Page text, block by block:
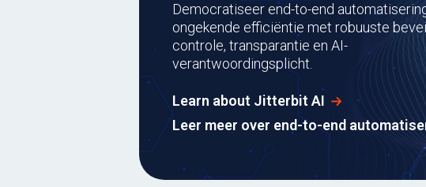
Democratiseer end-to-end
ongekende efficiëntie met robuuste
controle, transparantie en AI-
verantwoordingsplicht.
Learn about Jitterbit AI
Leer meer over end-to-end